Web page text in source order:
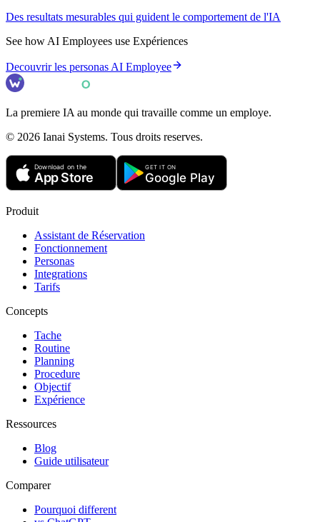
Des resultats mesurables qui guident le comportement de l'IA
See how AI Employees use Expériences
Decouvrir les personas AI Employee
La premiere IA au monde qui travaille comme un employe.
© 2026 Ianai Systems. Tous droits reserves.
Produit
Assistant de Réservation
Fonctionnement
Personas
Integrations
Tarifs
Concepts
Tache
Routine
Planning
Procedure
Objectif
Expérience
Ressources
Blog
Guide utilisateur
Comparer
Pourquoi different